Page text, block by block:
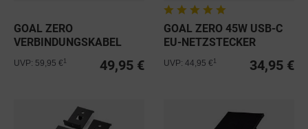
GOAL ZERO
VERBINDUNGSKABEL
FÜR YETI 1250
49,95 €
UVP: 59,95 €
GOAL ZERO 45W USB-C
EU-NETZSTECKER
LADEGERÄT
34,95 €
UVP: 44,95 €